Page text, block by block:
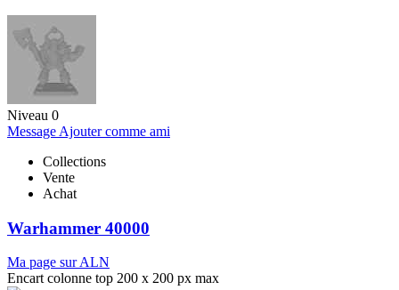
Niveau 0
Message Ajouter comme ami
Collections
Vente
Achat
Warhammer 40000
Ma page sur ALN
Encart colonne top 200 x 200 px max